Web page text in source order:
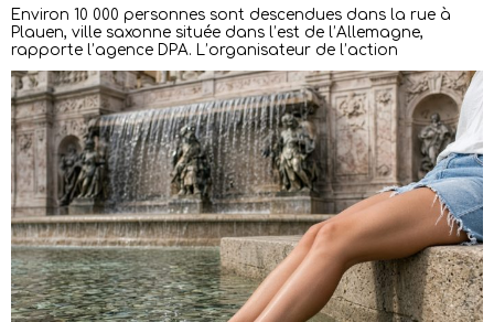
Environ 10 000 personnes sont descendues dans la rue à
Plauen, ville saxonne située dans l’est de l’Allemagne,
rapporte l’agence DPA. L’organisateur de l’action